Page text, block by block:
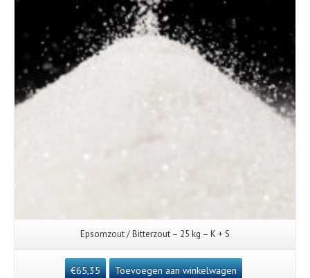
Epsomzout / Bitterzout – 25 kg – K + S
€65,35 Toevoegen aan winkelwagen